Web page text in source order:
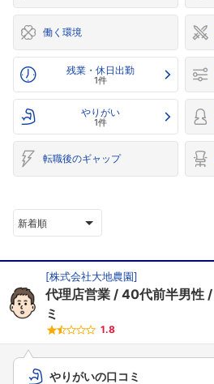
働く環境
残業・休日出勤
1件
やりがい
1件
転職後のギャップ
新着順
[株式会社大地農園]
代理店営業 40代前半男性
ミ
1.8
やりがいの口コミ